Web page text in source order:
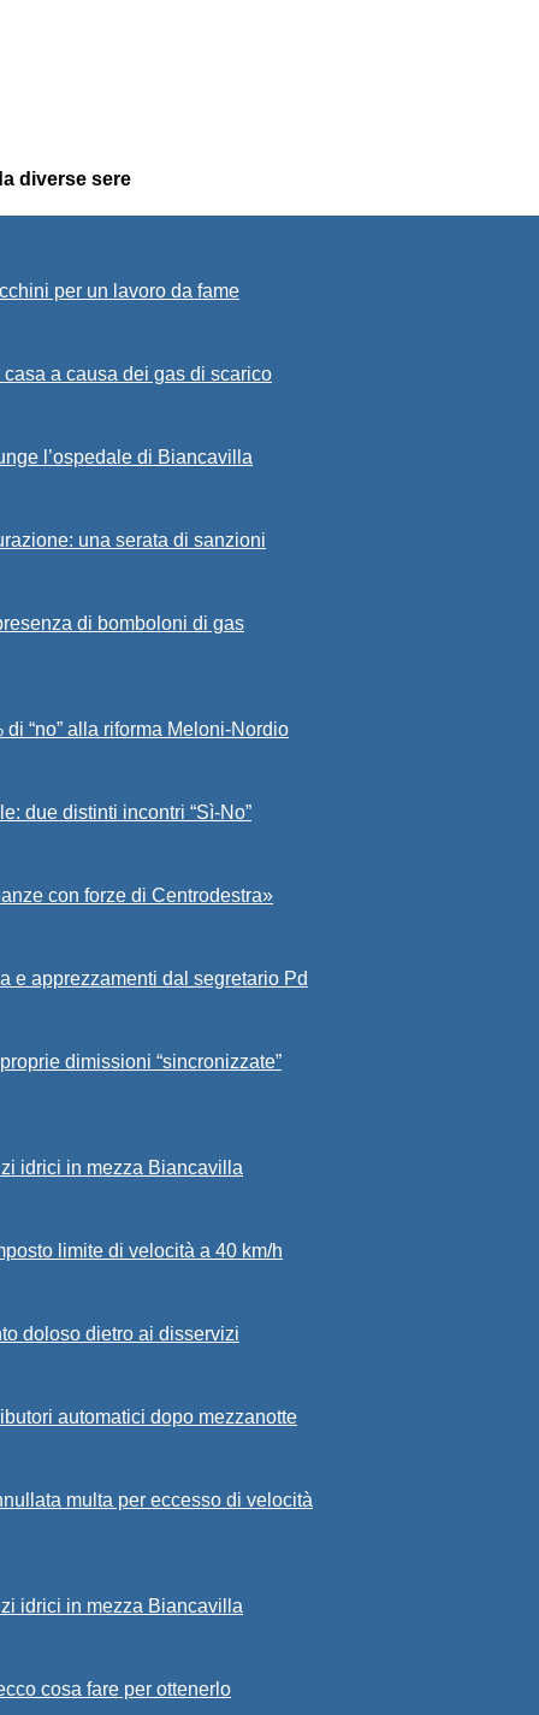
diverse sere
per un lavoro da fame
a causa dei gas di scarico
l’ospedale di Biancavilla
una serata di sanzioni
di bomboloni di gas
“no” alla riforma Meloni-Nordio
due distinti incontri “Sì-No”
con forze di Centrodestra»
e apprezzamenti dal segretario Pd
dimissioni “sincronizzate”
idrici in mezza Biancavilla
limite di velocità a 40 km/h
doloso dietro ai disservizi
automatici dopo mezzanotte
multa per eccesso di velocità
idrici in mezza Biancavilla
cosa fare per ottenerlo